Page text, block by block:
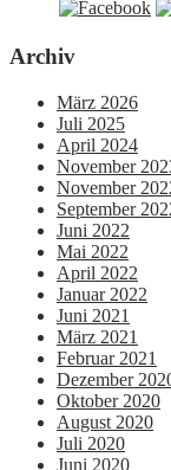
Archiv
März 2026
Juli 2025
April 2024
November
November
September
Juni 2022
Mai 2022
April 2022
Januar 2022
Juni 2021
März 2021
Februar 2021
Dezember
Oktober 2020
August 2020
Juli 2020
Juni 2020